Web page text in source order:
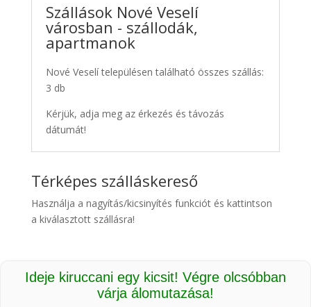
Szállások Nové Veselí
városban - szállodák,
apartmanok
Nové Veselí településen található összes szállás:
3 db
Kérjük, adja meg az érkezés és távozás
dátumát!
Térképes szálláskereső
Használja a nagyítás/kicsinyítés funkciót és kattintson
a kiválasztott szállásra!
Ideje kiruccani egy kicsit! Végre olcsóbban
várja álomutazása!